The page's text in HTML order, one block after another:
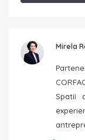
Mirela
Spatii